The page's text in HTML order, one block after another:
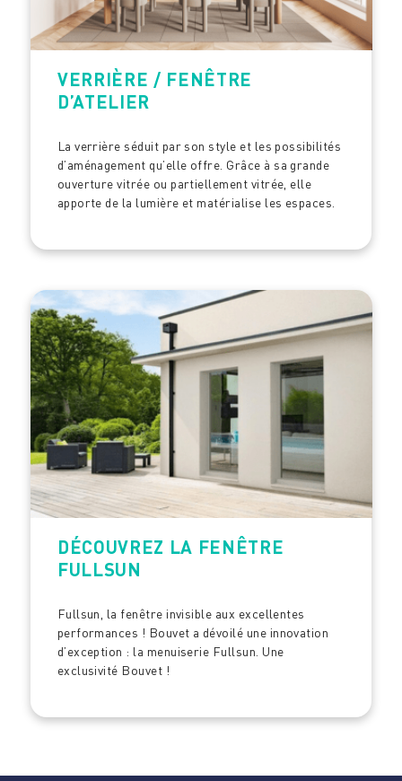
VERRIÈRE / FENÊTRE
D’ATELIER
La verrière séduit par son style et les possibilités
d’aménagement qu’elle offre. Grâce à sa grande
ouverture vitrée ou partiellement vitrée, elle
apporte de la lumière et matérialise les espaces.
DÉCOUVREZ LA FENÊTRE
FULLSUN
Fullsun, la fenêtre invisible aux excellentes
performances ! Bouvet a dévoilé une innovation
d’exception : la menuiserie Fullsun. Une
exclusivité Bouvet !